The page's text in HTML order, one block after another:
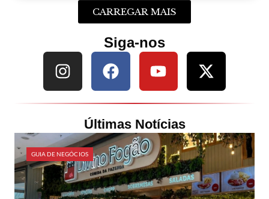
CARREGAR MAIS
Siga-nos
Últimas Notícias
GUIA DE NEGÓCIOS